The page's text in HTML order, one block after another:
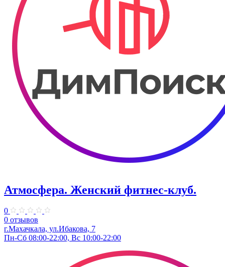
Атмосфера. Женский фитнес-клуб.
0
0 отзывов
г.Махачкала, ​ул.Ибакова, 7
Пн-Сб 08:00-22:00, Вс 10:00-22:00